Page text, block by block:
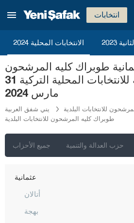
انتخابات
الانتخابات المحلية 2024
طوبراك كليه المرشحون
لرئاسة البلدية للانتخابات المحلية التركية 31
مارس 2024
يني شفق العربية
للانتخابات البلدية
طوبراك كليه المرشحون للانتخابات البلدية
جميع الأحزاب حزب العدالة والتنمية
مالاطيا
ماردين
مرسين
موغلا
موش
نيفشهير
أوردو
عثمانية
أتالان
بهجة